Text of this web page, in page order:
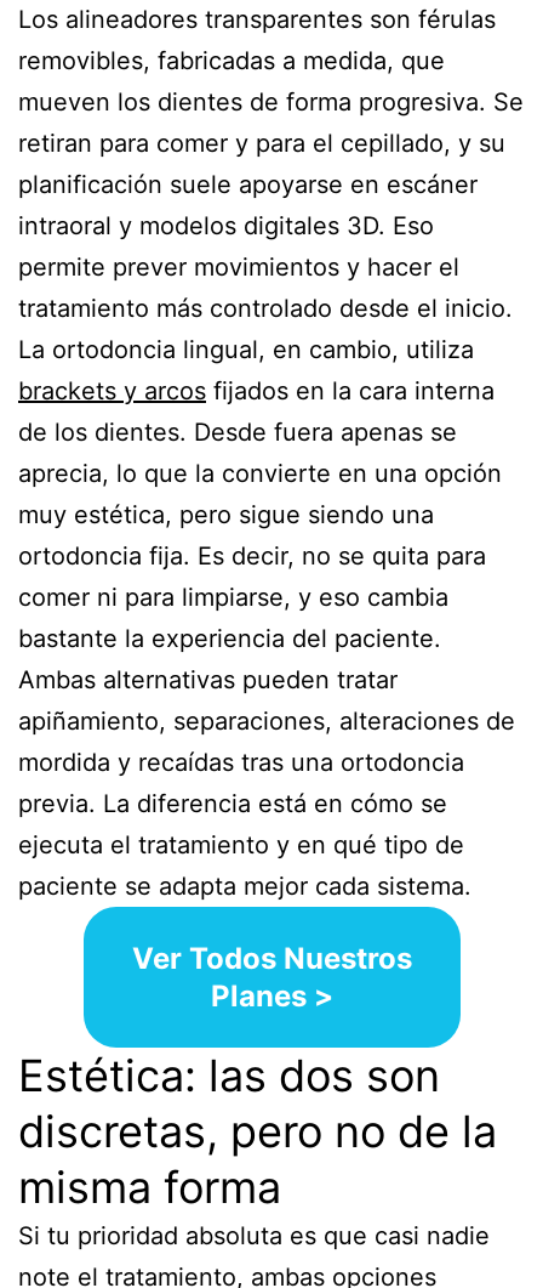
Los alineadores transparentes son férulas
removibles, fabricadas a medida, que
mueven los dientes de forma progresiva. Se
retiran para comer y para el cepillado, y su
planificación suele apoyarse en escáner
intraoral y modelos digitales 3D. Eso
permite prever movimientos y hacer el
tratamiento más controlado desde el inicio.
La ortodoncia lingual, en cambio, utiliza
brackets y arcos fijados en la cara interna
de los dientes. Desde fuera apenas se
aprecia, lo que la convierte en una opción
muy estética, pero sigue siendo una
ortodoncia fija. Es decir, no se quita para
comer ni para limpiarse, y eso cambia
bastante la experiencia del paciente.
Ambas alternativas pueden tratar
apiñamiento, separaciones, alteraciones de
mordida y recaídas tras una ortodoncia
previa. La diferencia está en cómo se
ejecuta el tratamiento y en qué tipo de
paciente se adapta mejor cada sistema.
Ver Todos Nuestros
Planes >
Estética: las dos son
discretas, pero no de la
misma forma
Si tu prioridad absoluta es que casi nadie
note el tratamiento, ambas opciones